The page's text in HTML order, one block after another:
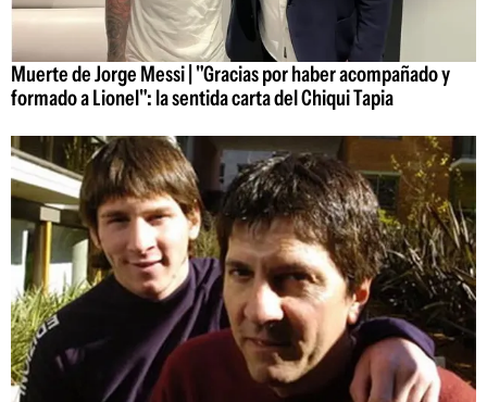
Muerte de Jorge Messi | "Gracias por haber acompañado y
formado a Lionel": la sentida carta del Chiqui Tapia